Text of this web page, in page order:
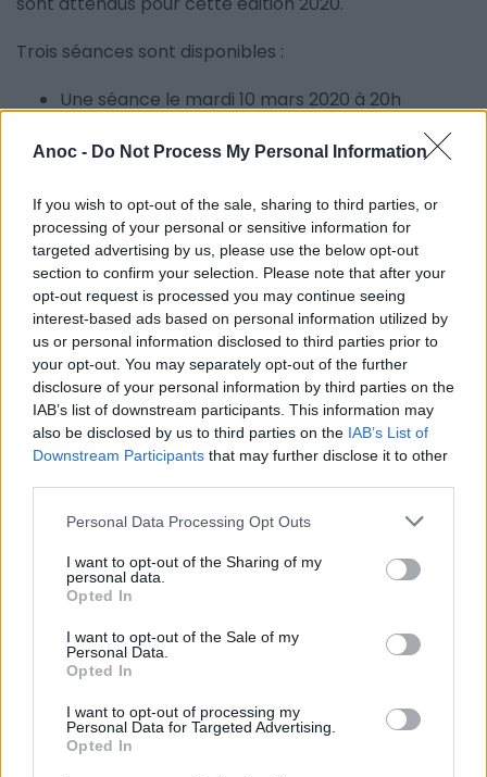
Anoc - Do Not Process My Personal Information
If you wish to opt-out of the sale, sharing to third parties, or
processing of your personal or sensitive information for
targeted advertising by us, please use the below opt-out
section to confirm your selection. Please note that after your
opt-out request is processed you may continue seeing
interest-based ads based on personal information utilized by
us or personal information disclosed to third parties prior to
your opt-out. You may separately opt-out of the further
disclosure of your personal information by third parties on the
IAB’s list of downstream participants. This information may
also be disclosed by us to third parties on the IAB’s List of
Downstream Participants that may further disclose it to other
Personal Data Processing Opt Outs
I want to opt-out of the Sharing of my
personal data.
Opted In
I want to opt-out of the Sale of my
Personal Data.
Opted In
I want to opt-out of processing my
Personal Data for Targeted Advertising.
Opted In
Trois séances sont disponibles :
Une séance le mardi 10 mars 2020 à 20h
Une dernière séance le mercredi 11 mars 2020 à
Réservez vite votresoirée en famille!
Infos pratiques:
Des tarifs réduits "Lancement" et "Enfants de moins
de 12 ans" sont également proposés.
INFORMATIONS PRATIQUES
DATES ET HORAIRES